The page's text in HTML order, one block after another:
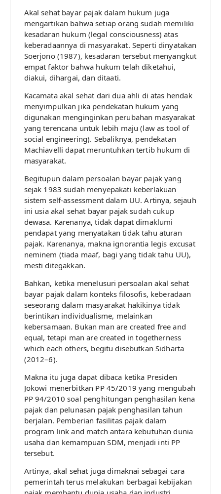
Akal sehat bayar pajak dalam hukum juga
mengartikan bahwa setiap orang sudah memiliki
kesadaran hukum (legal consciousness) atas
keberadaannya di masyarakat. Seperti dinyatakan
Soerjono (1987), kesadaran tersebut menyangkut
empat faktor bahwa hukum telah diketahui,
diakui, dihargai, dan ditaati.
Kacamata akal sehat dari dua ahli di atas hendak
menyimpulkan jika pendekatan hukum yang
digunakan menginginkan perubahan masyarakat
yang terencana untuk lebih maju (law as tool of
social engineering). Sebaliknya, pendekatan
Machiavelli dapat meruntuhkan tertib hukum di
masyarakat.
Begitupun dalam persoalan bayar pajak yang
sejak 1983 sudah menyepakati keberlakuan
sistem self-assessment dalam UU. Artinya, sejauh
ini usia akal sehat bayar pajak sudah cukup
dewasa. Karenanya, tidak dapat dimaklumi
pendapat yang menyatakan tidak tahu aturan
pajak. Karenanya, makna ignorantia legis excusat
neminem (tiada maaf, bagi yang tidak tahu UU),
mesti ditegakkan.
Bahkan, ketika menelusuri persoalan akal sehat
bayar pajak dalam konteks filosofis, keberadaan
seseorang dalam masyarakat hakikinya tidak
berintikan individualisme, melainkan
kebersamaan. Bukan man are created free and
equal, tetapi man are created in togetherness
which each others, begitu disebutkan Sidharta
(2012–6).
Makna itu juga dapat dibaca ketika Presiden
Jokowi menerbitkan PP 45/2019 yang mengubah
PP 94/2010 soal penghitungan penghasilan kena
pajak dan pelunasan pajak penghasilan tahun
berjalan. Pemberian fasilitas pajak dalam
program link and match antara kebutuhan dunia
usaha dan kemampuan SDM, menjadi inti PP
tersebut.
Artinya, akal sehat juga dimaknai sebagai cara
pemerintah terus melakukan berbagai kebijakan